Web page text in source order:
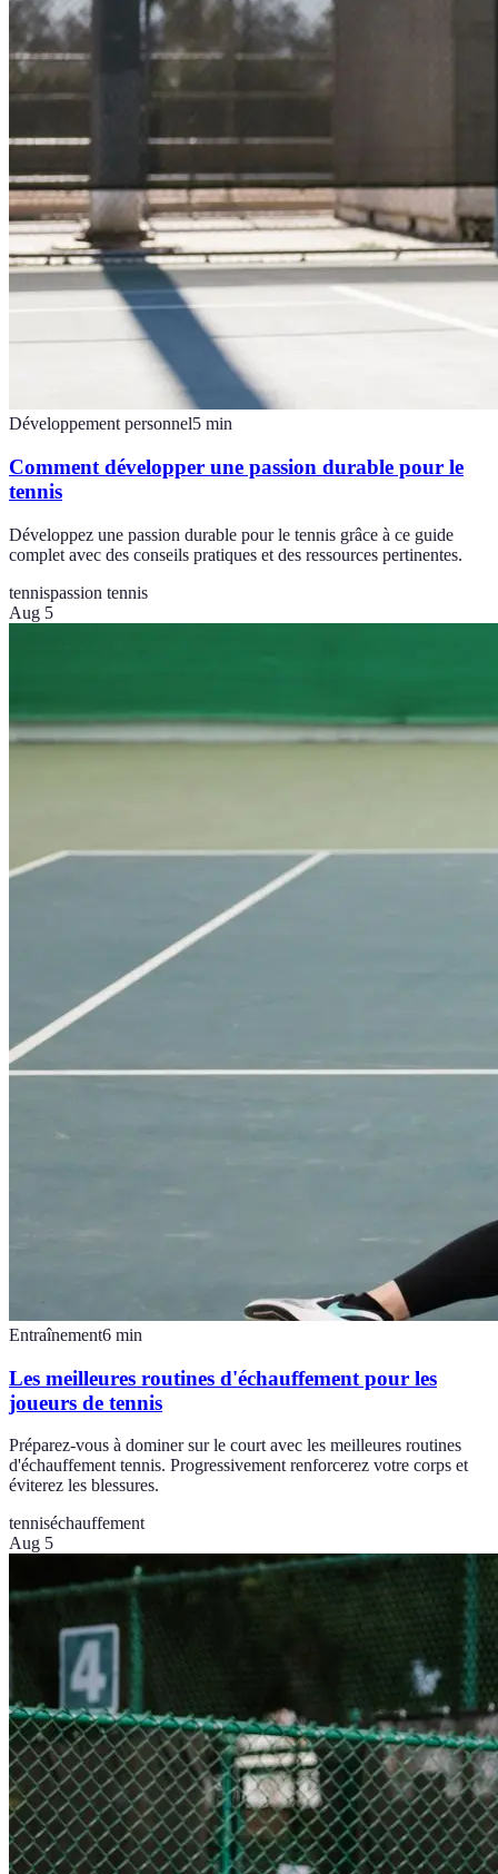
Développement personnel5 min
Comment développer une passion durable pour le
tennis
Développez une passion durable pour le tennis grâce à ce guide
complet avec des conseils pratiques et des ressources pertinentes.
tennispassion tennis
Aug 5
Entraînement6 min
Les meilleures routines d'échauffement pour les
joueurs de tennis
Préparez-vous à dominer sur le court avec les meilleures routines
d'échauffement tennis. Progressivement renforcerez votre corps et
éviterez les blessures.
tenniséchauffement
Aug 5